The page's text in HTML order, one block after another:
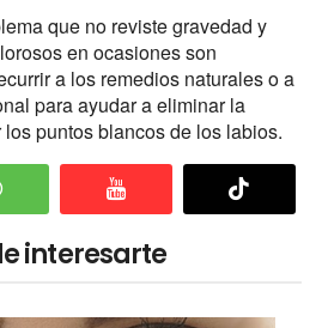
que no reviste gravedad y
en ocasiones son
a los remedios naturales o a
para ayudar a eliminar la
puntos blancos de los labios.
interesarte